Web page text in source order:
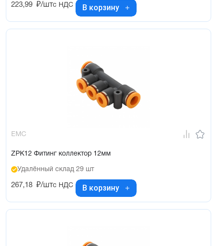
223,99 ₽/штс НДС В корзину
EMC
ZPK12 Фитинг коллектор 12мм
Удалённый склад 29 шт
267,18 ₽/штс НДС В корзину